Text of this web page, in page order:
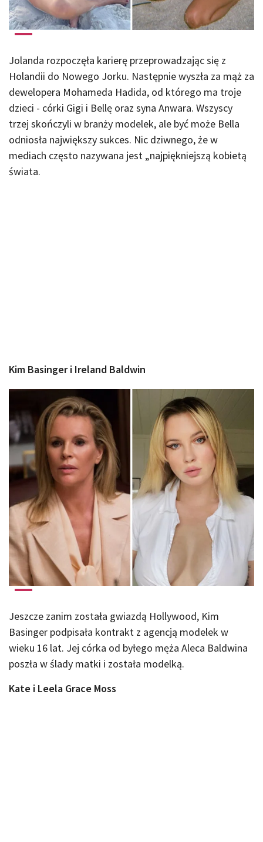
Jolanda rozpoczęła karierę przeprowadzając się z
Holandii do Nowego Jorku. Następnie wyszła za mąż za
dewelopera Mohameda Hadida, od którego ma troje
dzieci - córki Gigi i Bellę oraz syna Anwara. Wszyscy
trzej skończyli w branży modelek, ale być może Bella
odniosła największy sukces. Nic dziwnego, że w
mediach często nazywana jest „najpiękniejszą kobietą
świata.
Kim Basinger i Ireland Baldwin
Jeszcze zanim została gwiazdą Hollywood, Kim
Basinger podpisała kontrakt z agencją modelek w
wieku 16 lat. Jej córka od byłego męża Aleca Baldwina
poszła w ślady matki i została modelką.
Kate i Leela Grace Moss